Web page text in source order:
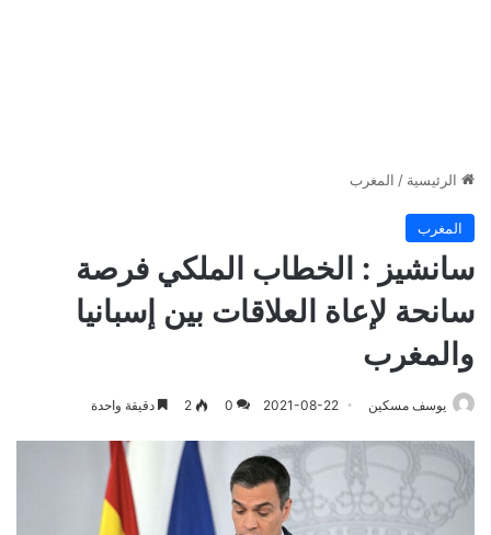
الرئيسية / المغرب
المغرب
سانشيز : الخطاب الملكي فرصة
سانحة لإعاة العلاقات بين إسبانيا
والمغرب
يوسف مسكين 2021-08-22
0
2 دقيقة واحدة